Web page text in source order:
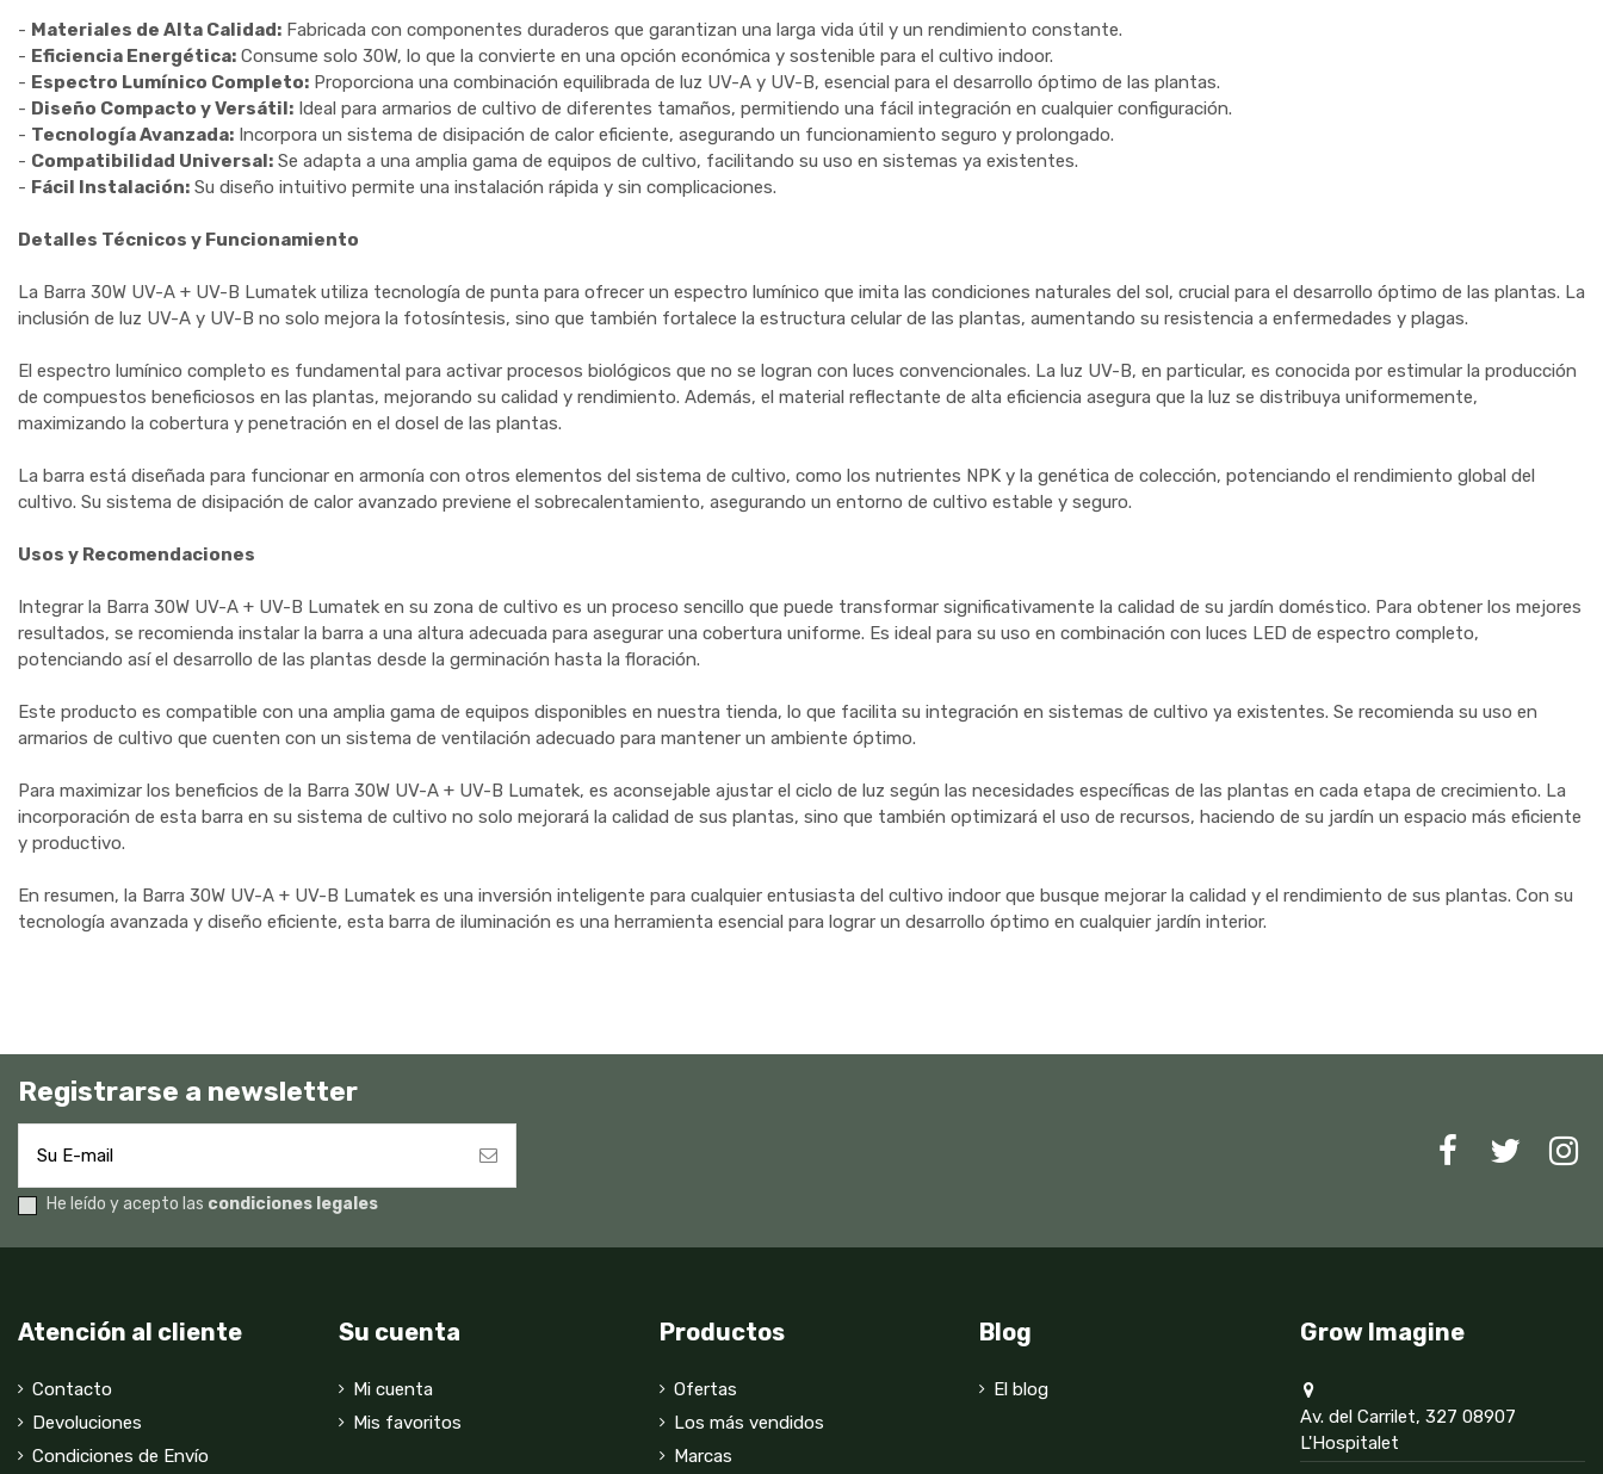
- Materiales de Alta Calidad: Fabricada con componentes duraderos que garantizan una larga vida útil y un rendimiento constante.
- Eficiencia Energética: Consume solo 30W, lo que la convierte en una opción económica y sostenible para el cultivo indoor.
- Espectro Lumínico Completo: Proporciona una combinación equilibrada de luz UV-A y UV-B, esencial para el desarrollo óptimo de las plantas.
- Diseño Compacto y Versátil: Ideal para armarios de cultivo de diferentes tamaños, permitiendo una fácil integración en cualquier configuración.
- Tecnología Avanzada: Incorpora un sistema de disipación de calor eficiente, asegurando un funcionamiento seguro y prolongado.
- Compatibilidad Universal: Se adapta a una amplia gama de equipos de cultivo, facilitando su uso en sistemas ya existentes.
- Fácil Instalación: Su diseño intuitivo permite una instalación rápida y sin complicaciones.
Detalles Técnicos y Funcionamiento
La Barra 30W UV-A + UV-B Lumatek utiliza tecnología de punta para ofrecer un espectro lumínico que imita las condiciones naturales del sol, crucial para el desarrollo óptimo de las plantas. La
inclusión de luz UV-A y UV-B no solo mejora la fotosíntesis, sino que también fortalece la estructura celular de las plantas, aumentando su resistencia a enfermedades y plagas.
El espectro lumínico completo es fundamental para activar procesos biológicos que no se logran con luces convencionales. La luz UV-B, en particular, es conocida por estimular la producción
de compuestos beneficiosos en las plantas, mejorando su calidad y rendimiento. Además, el material reflectante de alta eficiencia asegura que la luz se distribuya uniformemente,
maximizando la cobertura y penetración en el dosel de las plantas.
La barra está diseñada para funcionar en armonía con otros elementos del sistema de cultivo, como los nutrientes NPK y la genética de colección, potenciando el rendimiento global del
cultivo. Su sistema de disipación de calor avanzado previene el sobrecalentamiento, asegurando un entorno de cultivo estable y seguro.
Usos y Recomendaciones
Integrar la Barra 30W UV-A + UV-B Lumatek en su zona de cultivo es un proceso sencillo que puede transformar significativamente la calidad de su jardín doméstico. Para obtener los mejores
resultados, se recomienda instalar la barra a una altura adecuada para asegurar una cobertura uniforme. Es ideal para su uso en combinación con luces LED de espectro completo,
potenciando así el desarrollo de las plantas desde la germinación hasta la floración.
Este producto es compatible con una amplia gama de equipos disponibles en nuestra tienda, lo que facilita su integración en sistemas de cultivo ya existentes. Se recomienda su uso en
armarios de cultivo que cuenten con un sistema de ventilación adecuado para mantener un ambiente óptimo.
Para maximizar los beneficios de la Barra 30W UV-A + UV-B Lumatek, es aconsejable ajustar el ciclo de luz según las necesidades específicas de las plantas en cada etapa de crecimiento. La
incorporación de esta barra en su sistema de cultivo no solo mejorará la calidad de sus plantas, sino que también optimizará el uso de recursos, haciendo de su jardín un espacio más eficiente
y productivo.
En resumen, la Barra 30W UV-A + UV-B Lumatek es una inversión inteligente para cualquier entusiasta del cultivo indoor que busque mejorar la calidad y el rendimiento de sus plantas. Con su
tecnología avanzada y diseño eficiente, esta barra de iluminación es una herramienta esencial para lograr un desarrollo óptimo en cualquier jardín interior.
Registrarse a newsletter
He leído y acepto las condiciones legales
Atención al cliente
Contacto
Devoluciones
Condiciones de Envío
Su cuenta
Mi cuenta
Mis favoritos
Productos
Ofertas
Los más vendidos
Marcas
Blog
El blog
Grow Imagine
Av. del Carrilet, 327 08907
L'Hospitalet